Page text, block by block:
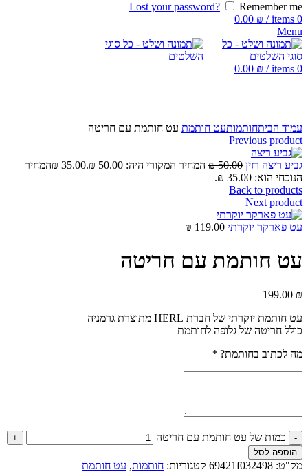
Lost your password?
Remember me
0
items
/
0.00 ₪
Menu
0
items
/
0.00 ₪
עמוד הביתחותמותעט חותמת עט חותמת עם חריטה
Previous product
גביע ריצה רזין 50.00
₪ המחיר המקורי היה: 50.00 ₪. 35.00
₪המחיר
הנוכחי הוא: 35.00 ₪.
Back to products
Next product
עט פארקר יוקרתי 119.00
₪
עט חותמת עם חריטה
199.00 ₪
עט חותמת יוקרתי של חברת HERL מתוצרת גרמניה
כולל חריטה של גלופה לחותמת
מה לכתוב בחותמת? *
כמות של עט חותמת עם חריטה
הוספה לסל
מק"ט: 69421f032498 קטגוריות: חותמות, עט חותמת